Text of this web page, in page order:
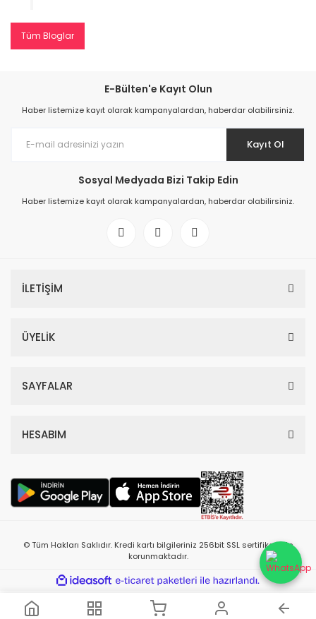
Tüm Bloglar
E-Bülten'e Kayıt Olun
Haber listemize kayıt olarak kampanyalardan, haberdar olabilirsiniz.
Kayıt Ol
Sosyal Medyada Bizi Takip Edin
Haber listemize kayıt olarak kampanyalardan, haberdar olabilirsiniz.
İLETİŞİM
ÜYELİK
SAYFALAR
HESABIM
© Tüm Hakları Saklıdır. Kredi kartı bilgileriniz 256bit SSL sertifikası ile
korunmaktadır.
ideasoft
e-
paketleri
ile
hazırlandı.